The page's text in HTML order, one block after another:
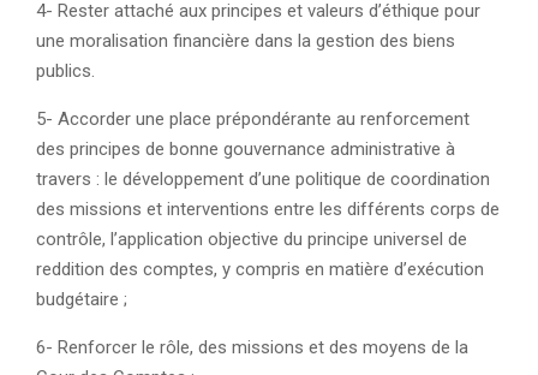
4- Rester attaché aux principes et valeurs d’éthique pour
une moralisation financière dans la gestion des biens
publics.
5- Accorder une place prépondérante au renforcement
des principes de bonne gouvernance administrative à
travers : le développement d’une politique de coordination
des missions et interventions entre les différents corps de
contrôle, l’application objective du principe universel de
reddition des comptes, y compris en matière d’exécution
budgétaire ;
6- Renforcer le rôle, des missions et des moyens de la